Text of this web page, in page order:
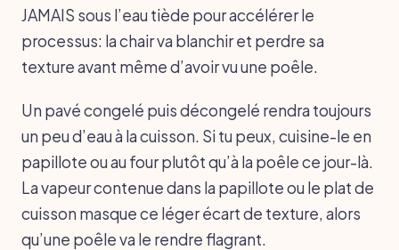
JAMAIS sous l’eau tiède pour accélérer le
processus: la chair va blanchir et perdre sa
texture avant même d’avoir vu une poêle.
Un pavé congelé puis décongelé rendra toujours
un peu d’eau à la cuisson. Si tu peux, cuisine-le en
papillote ou au four plutôt qu’à la poêle ce jour-là.
La vapeur contenue dans la papillote ou le plat de
cuisson masque ce léger écart de texture, alors
qu’une poêle va le rendre flagrant.